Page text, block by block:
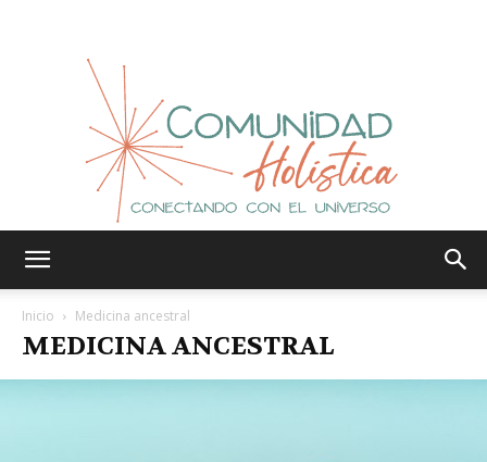
Holística
Inicio Medicina ancestral
MEDICINA ANCESTRAL